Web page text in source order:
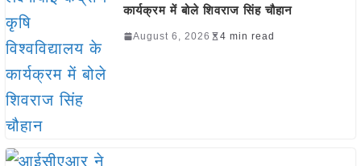
कार्यक्रम में बोले शिवराज सिंह चौहान
August 6, 2026 4 min read